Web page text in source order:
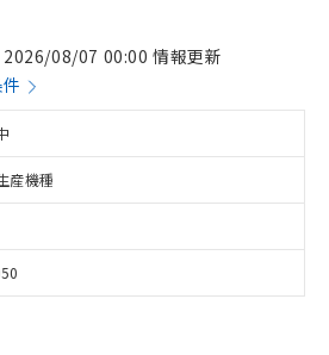
2026/08/07 00:00 情報更新
産機種